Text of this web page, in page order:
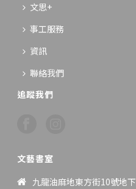
文思+
事工服務
資訊
聯絡我們
追蹤我們
文藝書室
九龍油麻地東方街10號地下